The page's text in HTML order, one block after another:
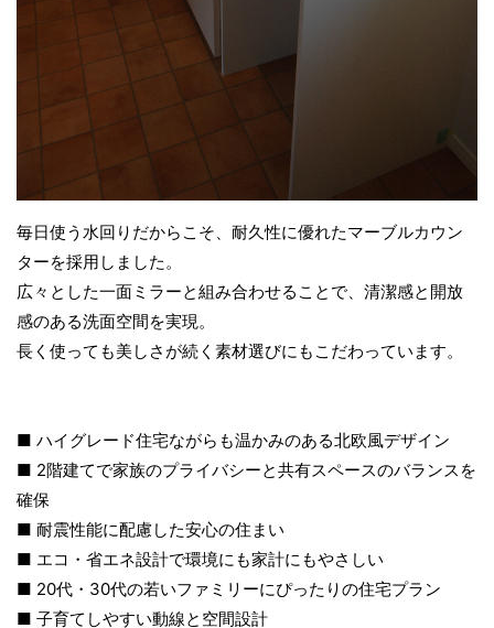
毎日使う水回りだからこそ、耐久性に優れたマーブルカウン
ターを採用しました。
広々とした一面ミラーと組み合わせることで、清潔感と開放
感のある洗面空間を実現。
長く使っても美しさが続く素材選びにもこだわっています。
■ ハイグレード住宅ながらも温かみのある北欧風デザイン
■ 2階建てで家族のプライバシーと共有スペースのバランスを
確保
■ 耐震性能に配慮した安心の住まい
■ エコ・省エネ設計で環境にも家計にもやさしい
■ 20代・30代の若いファミリーにぴったりの住宅プラン
■ 子育てしやすい動線と空間設計